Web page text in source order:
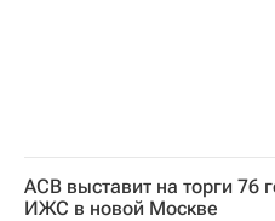
АСВ выставит на торги 76
ИЖС в новой Москве